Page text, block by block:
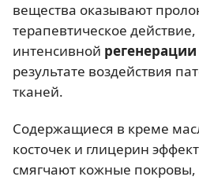
вещества оказывают
терапевтическое
интенсивной регенерации
результате воздействия
тканей.
Содержащиеся в креме
косточек и глицерин
смягчают кожные